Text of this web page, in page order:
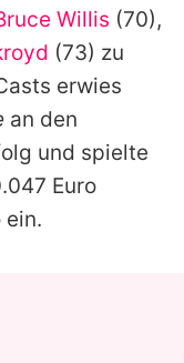
Willis (70),
(73) zu
erwies
an den
und spielte
Euro
ein.